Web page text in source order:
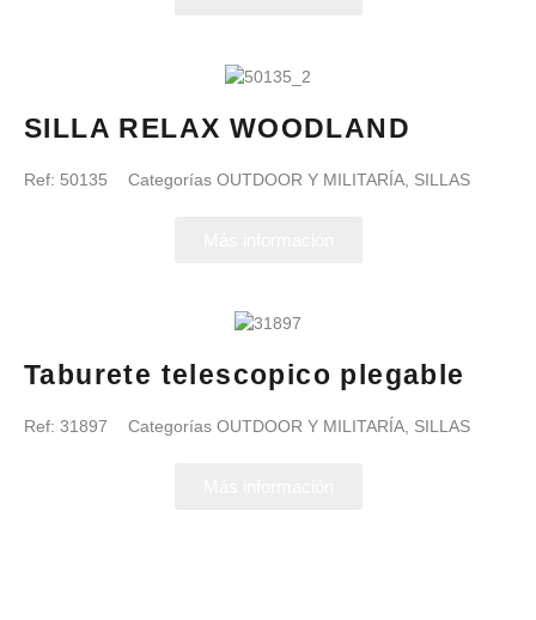
SILLA RELAX WOODLAND
Ref: 50135 Categorías OUTDOOR Y MILITARÍA SILLAS
Taburete telescopico plegable
Ref: 31897 Categorías OUTDOOR Y MILITARÍA, SILLAS